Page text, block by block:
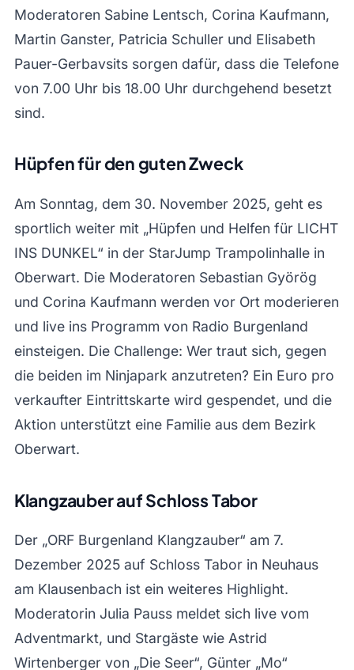
Moderatoren Sabine Lentsch, Corina Kaufmann,
Martin Ganster, Patricia Schuller und Elisabeth
Pauer-Gerbavsits sorgen dafür, dass die Telefone
von 7.00 Uhr bis 18.00 Uhr durchgehend besetzt
sind.
Hüpfen für den guten Zweck
Am Sonntag, dem 30. November 2025, geht es
sportlich weiter mit „Hüpfen und Helfen für LICHT
INS DUNKEL“ in der StarJump Trampolinhalle in
Oberwart. Die Moderatoren Sebastian Györög
und Corina Kaufmann werden vor Ort moderieren
und live ins Programm von Radio Burgenland
einsteigen. Die Challenge: Wer traut sich, gegen
die beiden im Ninjapark anzutreten? Ein Euro pro
verkaufter Eintrittskarte wird gespendet, und die
Aktion unterstützt eine Familie aus dem Bezirk
Oberwart.
Klangzauber auf Schloss Tabor
Der „ORF Burgenland Klangzauber“ am 7.
Dezember 2025 auf Schloss Tabor in Neuhaus
am Klausenbach ist ein weiteres Highlight.
Moderatorin Julia Pauss meldet sich live vom
Adventmarkt, und Stargäste wie Astrid
Wirtenberger von „Die Seer“, Günter „Mo“